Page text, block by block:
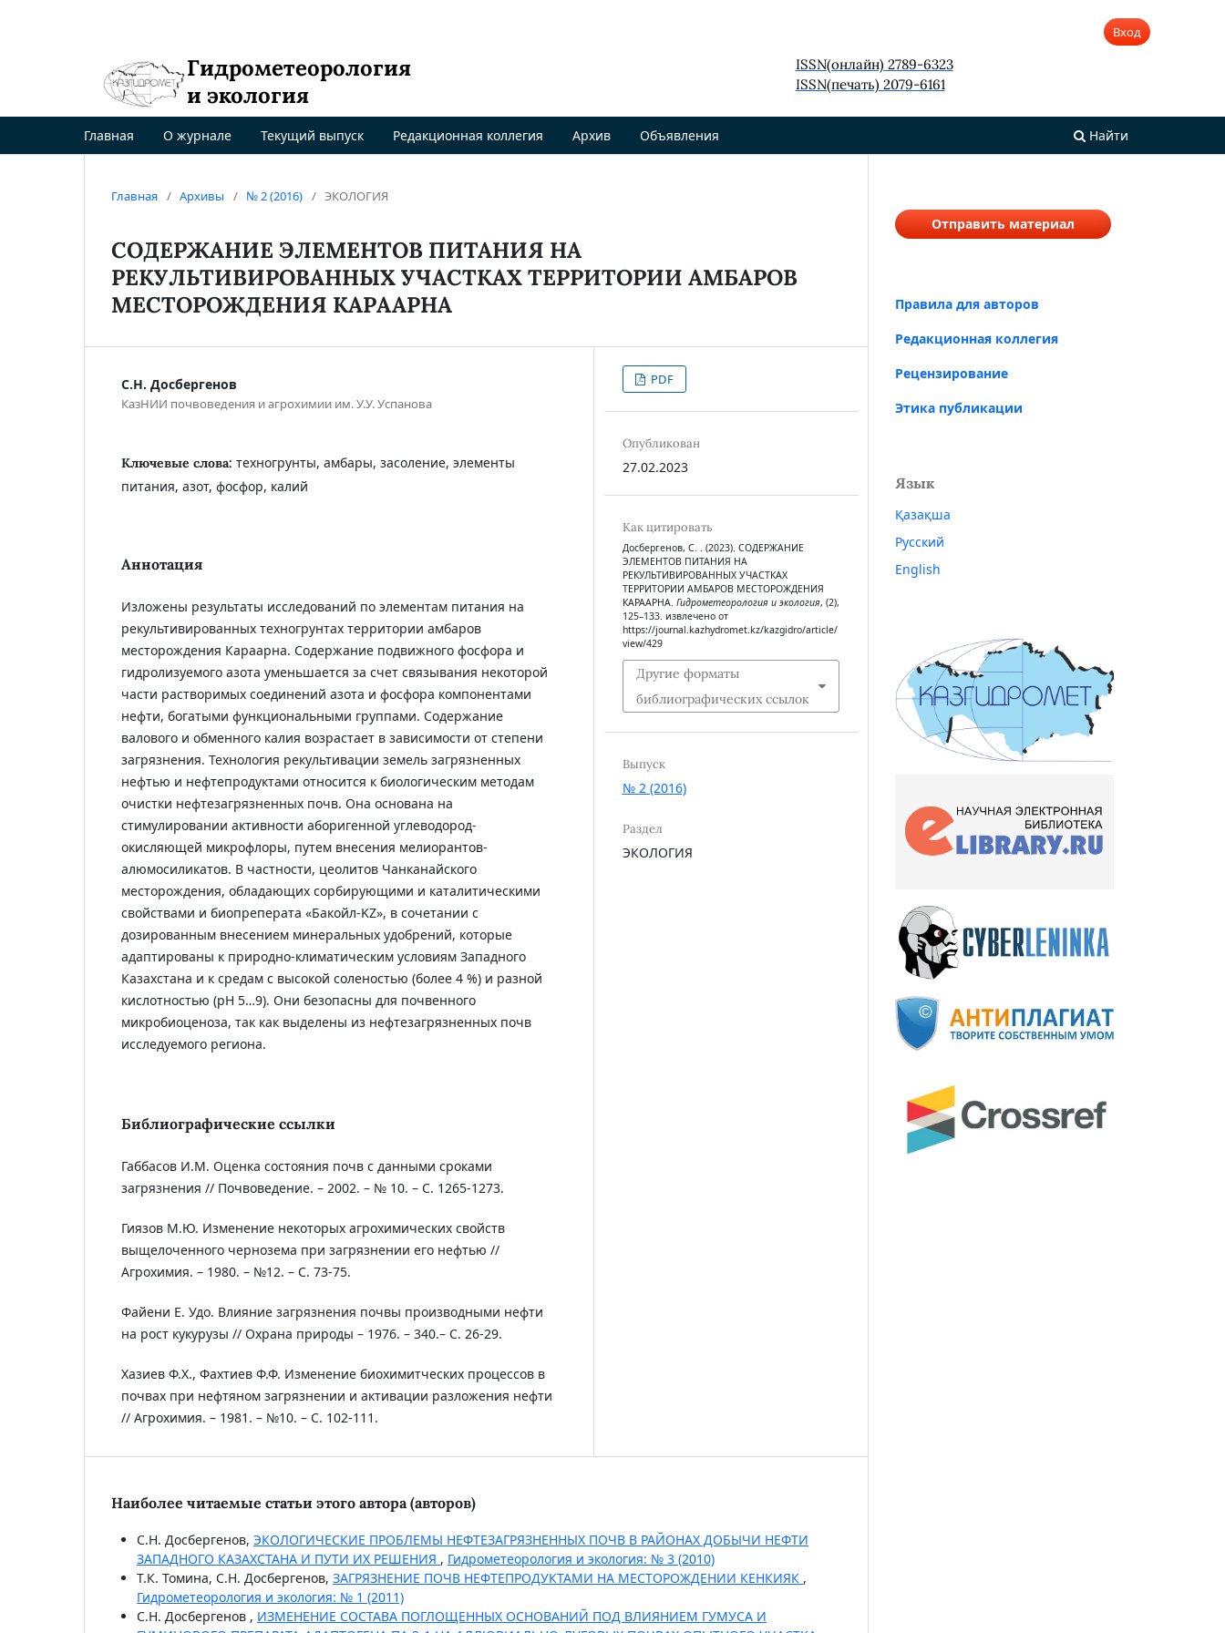
Гидрометеорология
и экология
ISSN(онлайн) 2789-6323
ISSN(печать) 2079-6161
Главная О журнале Текущий выпуск Редакционная коллегия Архив Объявления Найти
Вход
Главная / Архивы / № 2 (2016) / ЭКОЛОГИЯ
СОДЕРЖАНИЕ ЭЛЕМЕНТОВ ПИТАНИЯ НА
РЕКУЛЬТИВИРОВАННЫХ УЧАСТКАХ ТЕРРИТОРИИ АМБАРОВ
МЕСТОРОЖДЕНИЯ КАРААРНА
С.Н. Досбергенов
КазНИИ почвоведения и агрохимии им. У.У. Успанова
Ключевые слова: техногрунты, амбары, засоление, элементы
питания, азот, фосфор, калий
Аннотация
Изложены результаты исследований по элементам питания на
рекультивированных техногрунтах территории амбаров
месторождения Караарна. Содержание подвижного фосфора и
гидролизуемого азота уменьшается за счет связывания некоторой
части растворимых соединений азота и фосфора компонентами
нефти, богатыми функциональными группами. Содержание
валового и обменного калия возрастает в зависимости от степени
загрязнения. Технология рекультивации земель загрязненных
нефтью и нефтепродуктами относится к биологическим методам
очистки нефтезагрязненных почв. Она основана на
стимулировании активности аборигенной углеводород-
окисляющей микрофлоры, путем внесения мелиорантов-
алюмосиликатов. В частности, цеолитов Чанканайского
месторождения, обладающих сорбирующими и каталитическими
свойствами и биопреперата «Бакойл-KZ», в сочетании с
дозированным внесением минеральных удобрений, которые
адаптированы к природно-климатическим условиям Западного
Казахстана и к средам с высокой соленостью (более 4 %) и разной
кислотностью (рН 5…9). Они безопасны для почвенного
микробиоценоза, так как выделены из нефтезагрязненных почв
исследуемого региона.
Библиографические ссылки
Габбасов И.М. Оценка состояния почв с данными сроками
загрязнения // Почвоведение. – 2002. – № 10. – С. 1265-1273.
Гиязов М.Ю. Изменение некоторых агрохимических свойств
выщелоченного чернозема при загрязнении его нефтью //
Агрохимия. – 1980. – №12. – С. 73-75.
Файени Е. Удо. Влияние загрязнения почвы производными нефти
на рост кукурузы // Охрана природы – 1976. – 340.– С. 26-29.
Хазиев Ф.Х., Фахтиев Ф.Ф. Изменение биохимитческих процессов в
почвах при нефтяном загрязнении и активации разложения нефти
// Агрохимия. – 1981. – №10. – С. 102-111.
PDF
Опубликован
27.02.2023
Как цитировать
Досбергенов, С. . (2023). СОДЕРЖАНИЕ
ЭЛЕМЕНТОВ ПИТАНИЯ НА
РЕКУЛЬТИВИРОВАННЫХ УЧАСТКАХ
ТЕРРИТОРИИ АМБАРОВ МЕСТОРОЖДЕНИЯ
КАРААРНА. Гидрометеорология и экология, (2),
125–133. извлечено от
https://journal.kazhydromet.kz/kazgidro/article/
view/429
Другие форматы
библиографических ссылок
Выпуск
№ 2 (2016)
Раздел
ЭКОЛОГИЯ
Наиболее читаемые статьи этого автора (авторов)
С.Н. Досбергенов, ЭКОЛОГИЧЕСКИЕ ПРОБЛЕМЫ НЕФТЕЗАГРЯЗНЕННЫХ ПОЧВ В РАЙОНАХ ДОБЫЧИ НЕФТИ
ЗАПАДНОГО КАЗАХСТАНА И ПУТИ ИХ РЕШЕНИЯ , Гидрометеорология и экология: № 3 (2010)
Т.К. Томина, С.Н. Досбергенов, ЗАГРЯЗНЕНИЕ ПОЧВ НЕФТЕПРОДУКТАМИ НА МЕСТОРОЖДЕНИИ КЕНКИЯК ,
Гидрометеорология и экология: № 1 (2011)
С.Н. Досбергенов , ИЗМЕНЕНИЕ СОСТАВА ПОГЛОЩЕННЫХ ОСНОВАНИЙ ПОД ВЛИЯНИЕМ ГУМУСА И
Отправить материал
Правила для авторов
Редакционная коллегия
Рецензирование
Этика публикации
Язык
Қазақша
Русский
English